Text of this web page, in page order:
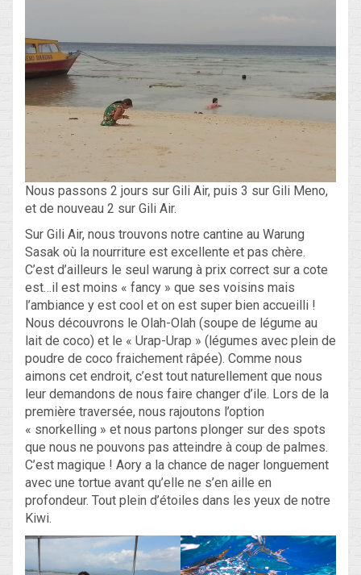
Nous passons 2 jours sur Gili Air, puis 3 sur Gili Meno,
et de nouveau 2 sur Gili Air.
Sur Gili Air, nous trouvons notre cantine au Warung
Sasak où la nourriture est excellente et pas chère.
C’est d’ailleurs le seul warung à prix correct sur a cote
est…il est moins « fancy » que ses voisins mais
l’ambiance y est cool et on est super bien accueilli !
Nous découvrons le Olah-Olah (soupe de légume au
lait de coco) et le « Urap-Urap » (légumes avec plein de
poudre de coco fraichement râpée). Comme nous
aimons cet endroit, c’est tout naturellement que nous
leur demandons de nous faire changer d’ile. Lors de la
première traversée, nous rajoutons l’option
« snorkelling » et nous partons plonger sur des spots
que nous ne pouvons pas atteindre à coup de palmes.
C’est magique ! Aory a la chance de nager longuement
avec une tortue avant qu’elle ne s’en aille en
profondeur. Tout plein d’étoiles dans les yeux de notre
Kiwi.